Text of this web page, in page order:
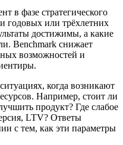
в фазе стратегического
годовых или трёхлетних
достижимы, а какие
Benchmark снижает
возможностей и
когда возникают
Например, стоит ли
продукт? Где слабое
LTV? Ответы
с тем, как эти параметры